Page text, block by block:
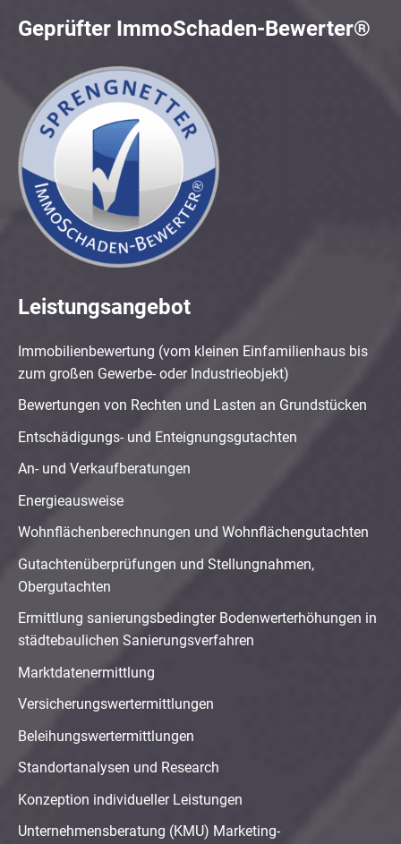
Geprüfter ImmoSchaden-Bewerter®
Leistungsangebot
Immobilienbewertung (vom kleinen Einfamilienhaus bis
zum großen Gewerbe- oder Industrieobjekt)
Bewertungen von Rechten und Lasten an Grundstücken
Entschädigungs- und Enteignungsgutachten
An- und Verkaufberatungen
Energieausweise
Wohnflächenberechnungen und Wohnflächengutachten
Gutachtenüberprüfungen und Stellungnahmen,
Obergutachten
Ermittlung sanierungsbedingter Bodenwerterhöhungen in
städtebaulichen Sanierungsverfahren
Marktdatenermittlung
Versicherungswertermittlungen
Beleihungswertermittlungen
Standortanalysen und Research
Konzeption individueller Leistungen
Unternehmensberatung (KMU) Marketing-